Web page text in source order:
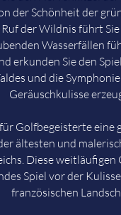
der Schönheit der
der Wildnis führt
Wasserfällen
erkunden Sie den
und die
Geräuschkulisse
Golfbegeisterte eine
ältesten und
Diese weitläufigen
Spiel vor der
französischen